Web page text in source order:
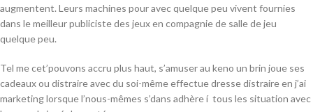
augmentent. Leurs machines pour avec quelque peu vivent fournies
dans le meilleur publiciste des jeux en compagnie de salle de jeu
quelque peu.
Tel me cet’pouvons accru plus haut, s’amuser au keno un brin joue ses
cadeaux ou distraire avec du soi-même effectue dresse distraire en j’ai
marketing lorsque l’nous-mêmes s’dans adhère í tous les situation avec